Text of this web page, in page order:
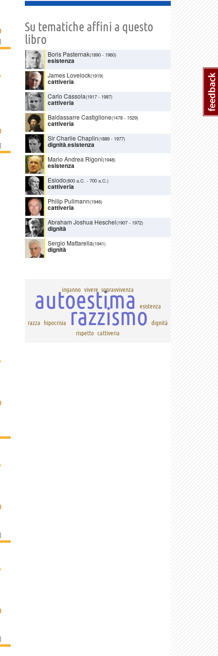
]
]
]
]
Su tematiche affini a questo
libro
Boris Pasternak(1890 - 1960)
esistenza
James Lovelock(1919)
cattiveria
Carlo Cassola(1917 - 1987)
cattiveria
Baldassarre Castiglione(1478 - 1529)
cattiveria
Sir Charlie Chaplin(1889 - 1977)
dignità,esistenza
Mario Andrea Rigoni(1948)
esistenza
Esiodo(800 a.C. - 700 a.C.)
cattiveria
Philip Pullmann(1946)
cattiveria
Abraham Joshua Heschel(1907 - 1972)
dignità
Sergio Mattarella(1941)
dignità
inganno vivere sopravvivenza
autoestima esistenza
razza hipocrisia razzismo dignità
rispetto cattiveria